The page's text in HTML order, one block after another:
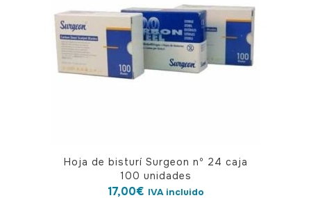
Hoja de bisturí Surgeon nº 24 caja
100 unidades
17,00€ IVA incluido